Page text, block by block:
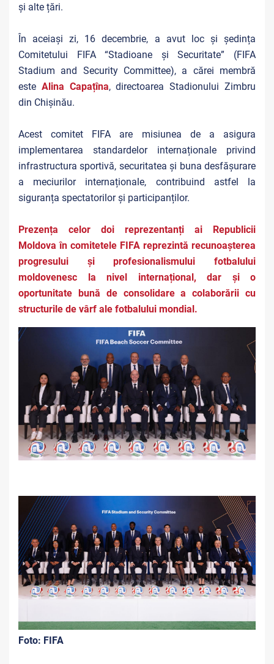
și alte țări.
În aceiași zi, 16 decembrie, a avut loc și ședința
Comitetului FIFA “Stadioane și Securitate” (FIFA
Stadium and Security Committee), a cărei membră
este Alina Capațîna, directoarea Stadionului Zimbru
din Chișinău.
Acest comitet FIFA are misiunea de a asigura
implementarea standardelor internaționale privind
infrastructura sportivă, securitatea și buna desfășurare
a meciurilor internaționale, contribuind astfel la
siguranța spectatorilor și participanților.
Prezența celor doi reprezentanți ai Republicii
Moldova în comitetele FIFA reprezintă recunoașterea
progresului și profesionalismului fotbalului
moldovenesc la nivel internațional, dar și o
oportunitate bună de consolidare a colaborării cu
structurile de vârf ale fotbalului mondial.
Foto: FIFA